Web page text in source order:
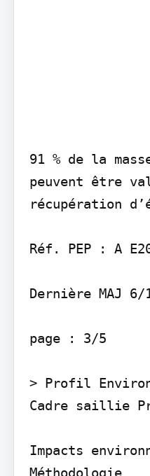
91 % de la
peuvent être
récupération
Réf. PEP : A
Dernière MAJ 6/
page : 3/5
> Profil
Cadre saillie
Impacts
Méthodologie